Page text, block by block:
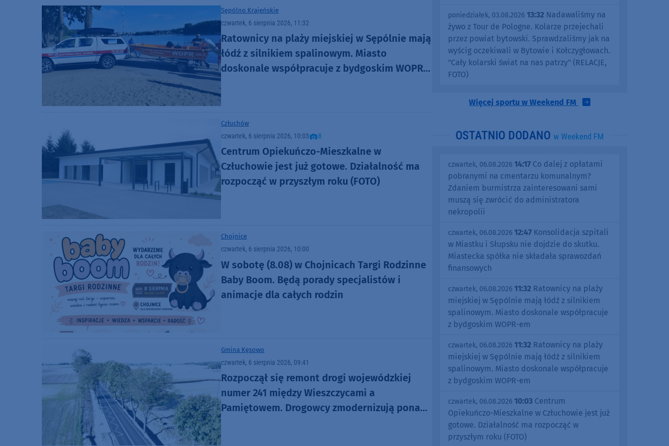
Sępólno Krajeńskie
czwartek, 6 sierpnia 2026, 11:32
Ratownicy na plaży miejskiej w Sępólnie mają
łódź z silnikiem spalinowym. Miasto
doskonale współpracuje z bydgoskim WOPR-
Człuchów
czwartek, 6 sierpnia 2026, 10:03 8
Centrum Opiekuńczo-Mieszkalne w
Człuchowie jest już gotowe. Działalność ma
rozpocząć w przyszłym roku (FOTO)
Chojnice
czwartek, 6 sierpnia 2026, 10:00
W sobotę (8.08) w Chojnicach Targi Rodzinne
Baby Boom. Będą porady specjalistów i
animacje dla całych rodzin
Gmina Kęsowo
czwartek, 6 sierpnia 2026, 09:41
Rozpoczął się remont drogi wojewódzkiej
numer 241 między Wieszczycami a
Pamiętowem. Drogowcy zmodernizują ponad
poniedziałek, 03.08.2026 13:32 Nadawaliśmy na
żywo z Tour de Pologne. Kolarze przejechali
przez powiat bytowski. Sprawdzaliśmy jak na
wyścig oczekiwali w Bytowie i Kołczygłowach.
"Cały kolarski świat na nas patrzy" (RELACJE,
FOTO)
Więcej sportu w Weekend FM
OSTATNIO DODANO w Weekend FM
czwartek, 06.08.2026 14:17 Co dalej z opłatami
pobranymi na cmentarzu komunalnym?
Zdaniem burmistrza zainteresowani sami
muszą się zwrócić do administratora
nekropolii
czwartek, 06.08.2026 12:47 Konsolidacja szpitali
w Miastku i Słupsku nie dojdzie do skutku.
Miastecka spółka nie składała sprawozdań
finansowych
czwartek, 06.08.2026 11:32 Ratownicy na plaży
miejskiej w Sępólnie mają łódź z silnikiem
spalinowym. Miasto doskonale współpracuje
z bydgoskim WOPR-em
czwartek, 06.08.2026 11:32 Ratownicy na plaży
miejskiej w Sępólnie mają łódź z silnikiem
spalinowym. Miasto doskonale współpracuje
z bydgoskim WOPR-em
czwartek, 06.08.2026 10:03 Centrum
Opiekuńczo-Mieszkalne w Człuchowie jest już
gotowe. Działalność ma rozpocząć w
przyszłym roku (FOTO)